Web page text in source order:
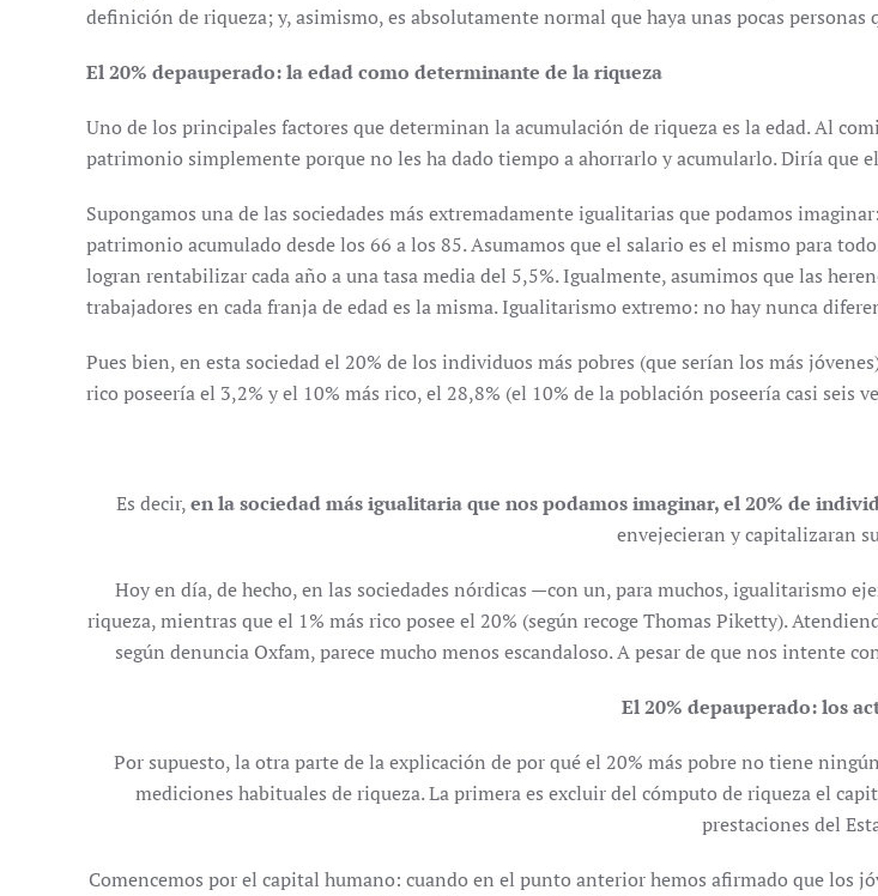
definición de riqueza; y, asimismo, es absolutamente normal que haya unas pocas
El 20% depauperado: la edad como determinante de la riqueza
Uno de los principales factores que determinan la acumulación de riqueza es la edad. Al
patrimonio simplemente porque no les ha dado tiempo a ahorrarlo y acumularlo. Diría que
Supongamos una de las sociedades más extremadamente igualitarias que podamos
patrimonio acumulado desde los 66 a los 85. Asumamos que el salario es el mismo para
logran rentabilizar cada año a una tasa media del 5,5%. Igualmente, asumimos que las
trabajadores en cada franja de edad es la misma. Igualitarismo extremo: no hay nunca
Pues bien, en esta sociedad el 20% de los individuos más pobres (que serían los más
rico poseería el 3,2% y el 10% más rico, el 28,8% (el 10% de la población poseería casi seis
Es decir,en la sociedad más igualitaria que nos podamos imaginar, el 20% de
envejecieran y capitalizaran
Hoy en día, de hecho, en las sociedades nórdicas —con un, para muchos, igualitarismo
riqueza, mientras que el 1% más rico posee el 20% (según recoge Thomas Piketty).
según denuncia Oxfam, parece mucho menos escandaloso. A pesar de que nos intente
El 20% depauperado: los
Por supuesto, la otra parte de la explicación de por qué el 20% más pobre no tiene
mediciones habituales de riqueza. La primera es excluir del cómputo de riqueza el
prestaciones del
Comencemos por el capital humano: cuando en el punto anterior hemos afirmado que los